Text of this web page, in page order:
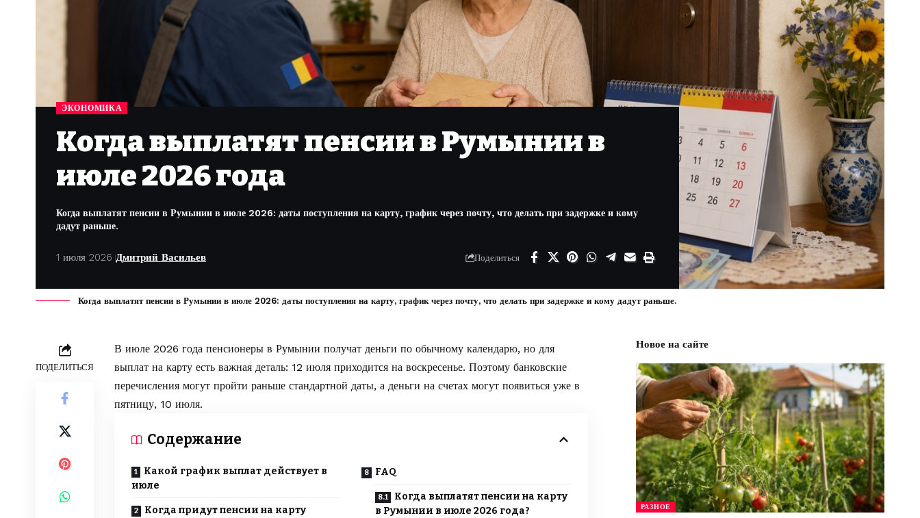
ЭКОНОМИКА
Когда выплатят пенсии в Румынии в
июле 2026 года
Когда выплатят пенсии в Румынии в июле 2026: даты поступления на карту, график через почту, что делать при задержке и кому
дадут раньше.
1 июля 2026 Дмитрий Васильев Поделиться
Когда выплатят пенсии в Румынии в июле 2026: даты поступления на карту, график через почту, что делать при задержке и кому дадут раньше.
ПОДЕЛИТЬСЯ
В июле 2026 года пенсионеры в Румынии получат деньги по обычному календарю, но для
выплат на карту есть важная деталь: 12 июля приходится на воскресенье. Поэтому банковские
перечисления могут пройти раньше стандартной даты, а деньги на счетах могут появиться уже в
пятницу, 10 июля.
Содержание
Какой график выплат действует в
июле
Когда придут пенсии на карту
FAQ
Когда выплатят пенсии на карту
в Румынии в июле 2026 года?
Новое на сайте
РАЗНОЕ